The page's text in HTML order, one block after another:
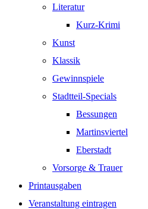
Literatur
Kurz-Krimi
Kunst
Klassik
Gewinnspiele
Stadtteil-Specials
Bessungen
Martinsviertel
Eberstadt
Vorsorge & Trauer
Printausgaben
Veranstaltung eintragen